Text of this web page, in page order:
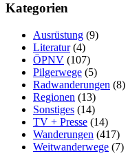
Kategorien
Ausrüstung (9)
Literatur(4)
ÖPNV (107)
Pilgerwege (5)
Radwanderungen (8)
Regionen (13)
Sonstiges (14)
TV + Presse (14)
Wanderungen (417)
Weitwanderwege (7)